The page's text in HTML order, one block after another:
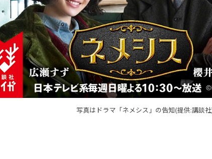
写真はドラマ「ネメシス」の告知(提供:講談